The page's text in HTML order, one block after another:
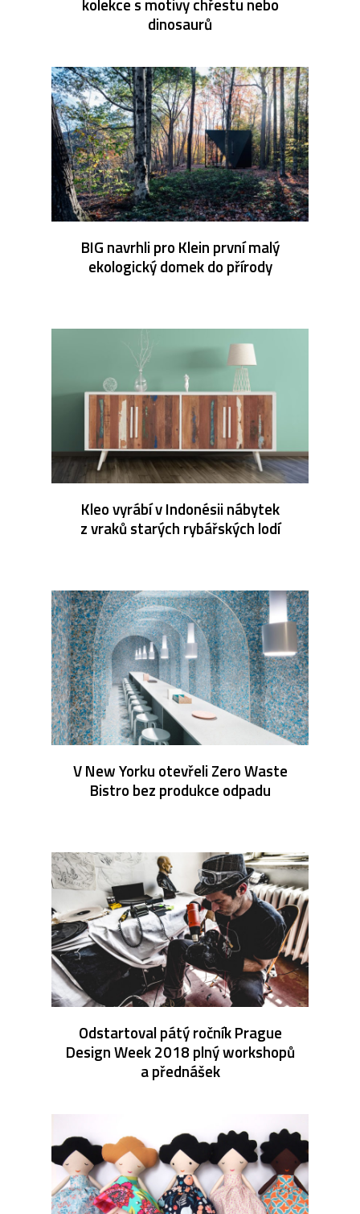
dinosaurů
BIG navrhli pro Klein první malý
ekologický domek do přírody
Kleo vyrábí v Indonésii nábytek
z vraků starých rybářských lodí
V New Yorku otevřeli Zero Waste
Bistro bez produkce odpadu
Odstartoval pátý ročník Prague
Design Week 2018 plný workshopů
a přednášek